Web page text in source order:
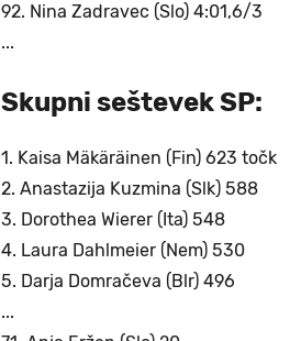
92. Nina Zadravec (Slo) 4:01,6/3
...
Skupni seštevek SP:
1. Kaisa Mäkäräinen (Fin) 623 točk
2. Anastazija Kuzmina (Slk) 588
3. Dorothea Wierer (Ita) 548
4. Laura Dahlmeier (Nem) 530
5. Darja Domračeva (Blr) 496
...